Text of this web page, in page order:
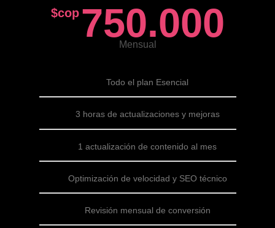
$cop 750.000
Mensual
Todo el plan Esencial
3 horas de actualizaciones y mejoras
1 actualización de contenido al mes
Optimización de velocidad y SEO técnico
Revisión mensual de conversión